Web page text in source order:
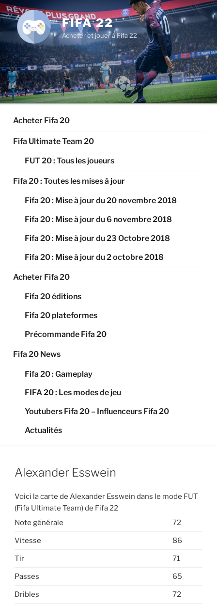
Aller
au
contenu
principal
FIFA 22
Acheter et jouer à Fifa 22
Acheter Fifa 20
Fifa Ultimate Team 20
FUT 20 : Tous les joueurs
Fifa 20 : Toutes les mises à jour
Fifa 20 : Mise à jour du 20 novembre 2018
Fifa 20 : Mise à jour du 6 novembre 2018
Fifa 20 : Mise à jour du 23 Octobre 2018
Fifa 20 : Mise à jour du 2 octobre 2018
Acheter Fifa 20
Fifa 20 éditions
Fifa 20 plateformes
Précommande Fifa 20
Fifa 20 News
Fifa 20 : Gameplay
FIFA 20 : Les modes de jeu
Youtubers Fifa 20 – Influenceurs Fifa 20
Actualités
Alexander Esswein
Voici la carte de Alexander Esswein dans le mode FUT
(Fifa Ultimate Team) de Fifa 22
Note générale
72
Vitesse 86
Tir 71
Passes 65
Dribles 72